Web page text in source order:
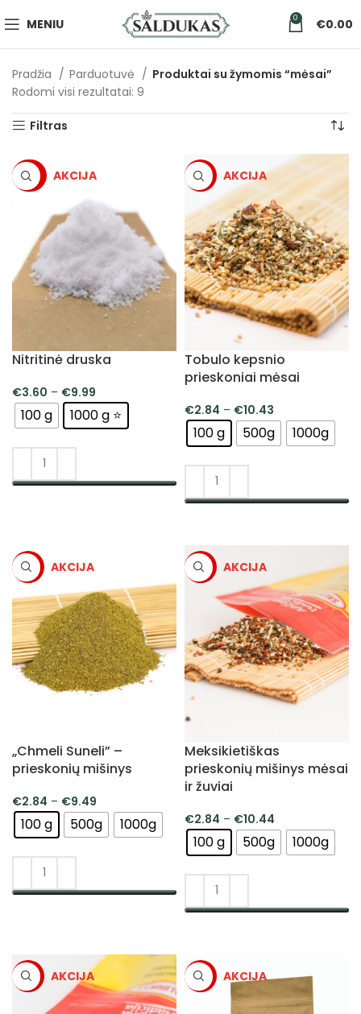
MENIU 0 €0.00
Pradžia Parduotuvė
Produktai su žymomis “mėsai”
Rodomi visi rezultatai: 9
Filtras
-50%
Nitritinė druska
€3.60 – €9.99
100 g 1000 g ⭐
-5%
Tobulo kepsnio
prieskoniai mėsai
€2.84 – €10.43
100 g 500g 1000g
-5%
„Chmeli Suneli” –
prieskonių mišinys
€2.84 – €9.49
100 g 500g 1000g
-5%
Meksikietiškas
prieskonių mišinys mėsai
ir žuviai
€2.84 – €10.44
100 g 500g 1000g
-5% -5%